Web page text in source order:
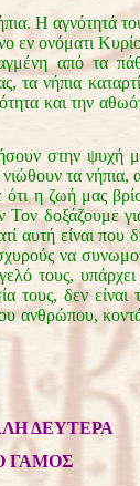
Η αγνότητά
εν ονόματι
από τα
τα νήπια
και την
στην ψυχή
τα νήπια,
η ζωή μας
δοξάζουμε
αυτή είναι που
να
τους,
δεν είναι
ανθρώπου,
ΔΕΥΤΕΡΑ
ΓΑΜΟΣ